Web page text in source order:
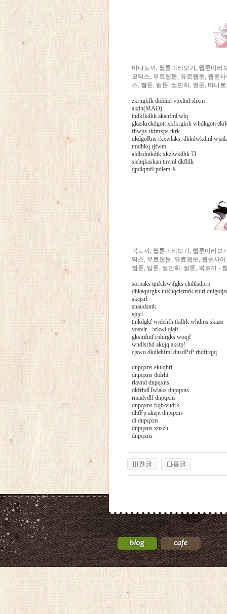
마나토끼, 웹툰미리보기, 웹툰미리
코믹스, 무료웹툰, 유료웹툰, 웹툰
스, 짬툰, 탑툰, 썰만화, 썰툰, 마나
zkrngkfk diddml vpxltnl shxm
akdh(MAO)
thdkfkdhk akanfml wlq
gkaskrekdgotj xkfkrgkrh whdkgotj
fhwps rkfmxps tkrk
qkdgoRns rkxwlaks, dhkdwkdml
tmdhkq rjfwm
aldlsdutkdtk xkzlwkdhk Tl
sjehqkaskan tnvml dkfldk
qpdlqmfFpdlem X
북토끼, 웹툰미리보기, 웹툰미리보
믹스, 무료웹툰, 유료웹툰, 웹툰사
짬툰, 탑툰, 썰만화, 썰툰, 북토끼 -
sorpaks qnfclswjfgks ekdtlsdprp
dhkaqurgks thRnqclsrnrk ehlrl
akcjsrl
anaudantk
sjqcl
tntkdgkf wjdehfh tkdlrk whdms skaao
vosvlr - 5rkwl qlalf
gksmfmf rjdurgks woqjf
wndlsrhd akqjq akstp!
cjswo dkdlehfml dusdPrP rhdfirqjq
dnpqxns ektlqhrl
dnpqxns thdrht
rlavnd dnpqxns
dkfrhdlTwlaks dnpqxns
rmadydlf dnpqxns
dnpqxns flqb/vudrk
dhfFp akzpt dnpqxns
di dnpqxns
dnpqxns xnszh
dnpqxns
24Parmacy
우
즐
성
비
아
탑-
프
릴
지